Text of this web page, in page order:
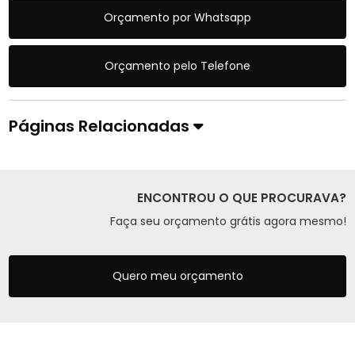
Orçamento por Whatsapp
Orçamento pelo Telefone
Páginas Relacionadas
ENCONTROU O QUE PROCURAVA?
Faça seu orçamento grátis agora mesmo!
Quero meu orçamento